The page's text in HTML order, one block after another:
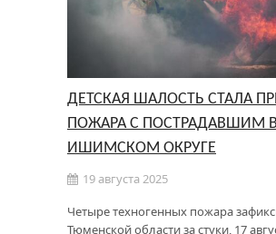
ДЕТСКАЯ ШАЛОСТЬ СТАЛА
ПОЖАРА С ПОСТРАДАВШИМ В
ИШИМСКОМ ОКРУГЕ
19 августа 2025
Четыре техногенных пожара
Тюменской области за стуки, 17